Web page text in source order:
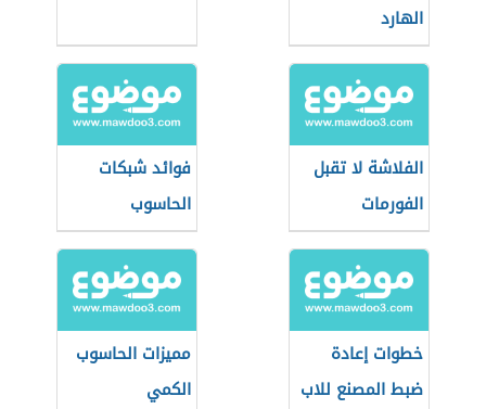
الهارد
الفلاشة لا تقبل
الفورمات
فوائد شبكات
الحاسوب
خطوات إعادة
ضبط المصنع للاب
مميزات الحاسوب
الكمي